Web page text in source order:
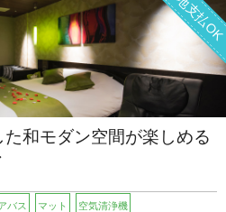
現地支払OK
た和モダン空間が楽しめる
バス マット 空気清浄機